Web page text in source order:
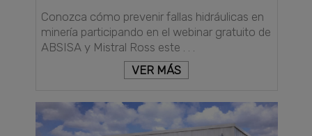
Conozca cómo prevenir fallas hidráulicas en
minería participando en el webinar gratuito de
ABSISA y Mistral Ross este . . .
VER MÁS